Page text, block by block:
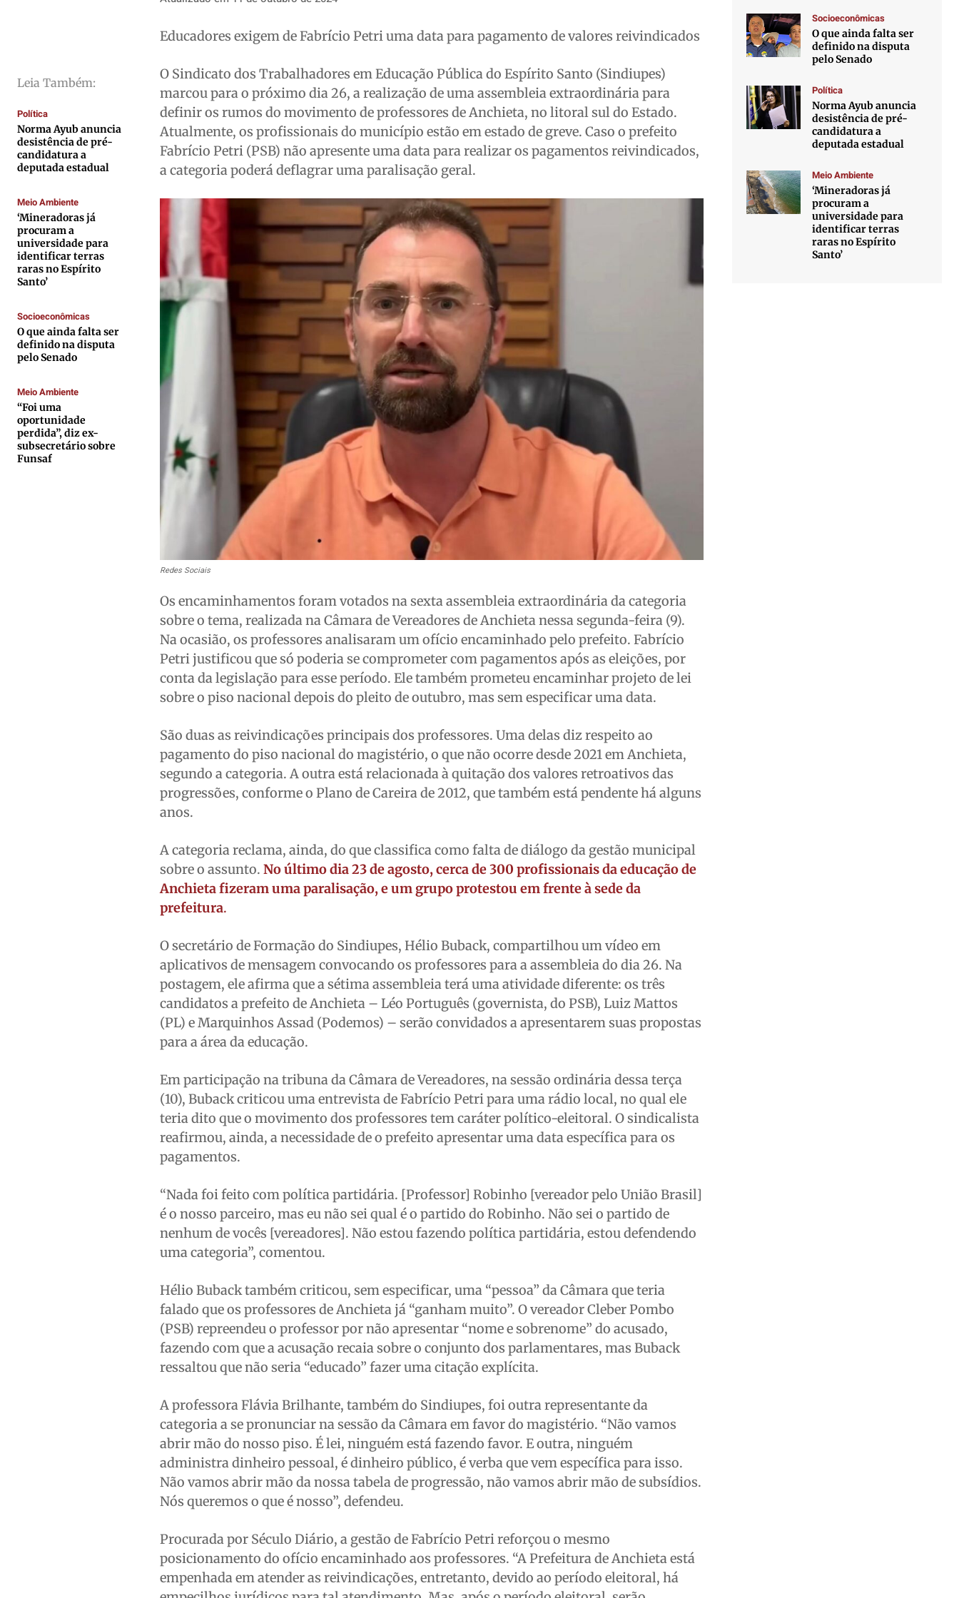
Cultura
Caetano Roque
Gustavo Bastos
Jr Mignone (in memorian)
Publicidade Legal
Anuncie
Expediente
Contato
Termos de Uso
Privacidade
Cultura
Caetano Roque
Gustavo Bastos
Jr Mignone (in memorian)
Publicidade Legal
Anuncie
Expediente
Contato
Termos de Uso
Privacidade
Cultura
Caetano Roque
Gustavo Bastos
Jr Mignone (in memorian)
Publicidade Legal
Anuncie
Expediente
Contato
Termos de Uso
Privacidade
Cultura
Caetano Roque
Gustavo Bastos
Jr Mignone (in memorian)
Publicidade Legal
Anuncie
Expediente
Contato
Termos de Uso
Privacidade
Leia Também:
Política
Norma Ayub anuncia
desistência de pré-
candidatura a
deputada estadual
Meio Ambiente
‘Mineradoras já
procuram a
universidade para
identificar terras
raras no Espírito
Santo’
Socioeconômicas
O que ainda falta ser
definido na disputa
pelo Senado
Meio Ambiente
“Foi uma
oportunidade
perdida”, diz ex-
subsecretário sobre
Funsaf
Educadores exigem de Fabrício Petri uma data para pagamento de valores reivindicados
O Sindicato dos Trabalhadores em Educação Pública do Espírito Santo (Sindiupes)
marcou para o próximo dia 26, a realização de uma assembleia extraordinária para
definir os rumos do movimento de professores de Anchieta, no litoral sul do Estado.
Atualmente, os profissionais do município estão em estado de greve. Caso o prefeito
Fabrício Petri (PSB) não apresente uma data para realizar os pagamentos reivindicados,
a categoria poderá deflagrar uma paralisação geral.
Redes Sociais
Os encaminhamentos foram votados na sexta assembleia extraordinária da categoria
sobre o tema, realizada na Câmara de Vereadores de Anchieta nessa segunda-feira (9).
Na ocasião, os professores analisaram um ofício encaminhado pelo prefeito. Fabrício
Petri justificou que só poderia se comprometer com pagamentos após as eleições, por
conta da legislação para esse período. Ele também prometeu encaminhar projeto de lei
sobre o piso nacional depois do pleito de outubro, mas sem especificar uma data.
São duas as reivindicações principais dos professores. Uma delas diz respeito ao
pagamento do piso nacional do magistério, o que não ocorre desde 2021 em Anchieta,
segundo a categoria. A outra está relacionada à quitação dos valores retroativos das
progressões, conforme o Plano de Careira de 2012, que também está pendente há alguns
anos.
A categoria reclama, ainda, do que classifica como falta de diálogo da gestão municipal
sobre o assunto.No último dia 23 de agosto, cerca de 300 profissionais da educação de
Anchieta fizeram uma paralisação, e um grupo protestou em frente à sede da
prefeitura.
O secretário de Formação do Sindiupes, Hélio Buback, compartilhou um vídeo em
aplicativos de mensagem convocando os professores para a assembleia do dia 26. Na
postagem, ele afirma que a sétima assembleia terá uma atividade diferente: os três
candidatos a prefeito de Anchieta – Léo Português (governista, do PSB), Luiz Mattos
(PL) e Marquinhos Assad (Podemos) – serão convidados a apresentarem suas propostas
para a área da educação.
Em participação na tribuna da Câmara de Vereadores, na sessão ordinária dessa terça
(10), Buback criticou uma entrevista de Fabrício Petri para uma rádio local, no qual ele
teria dito que o movimento dos professores tem caráter político-eleitoral. O sindicalista
reafirmou, ainda, a necessidade de o prefeito apresentar uma data específica para os
pagamentos.
“Nada foi feito com política partidária. [Professor] Robinho [vereador pelo União Brasil]
é o nosso parceiro, mas eu não sei qual é o partido do Robinho. Não sei o partido de
nenhum de vocês [vereadores]. Não estou fazendo política partidária, estou defendendo
uma categoria”, comentou.
Hélio Buback também criticou, sem especificar, uma “pessoa” da Câmara que teria
falado que os professores de Anchieta já “ganham muito”. O vereador Cleber Pombo
(PSB) repreendeu o professor por não apresentar “nome e sobrenome” do acusado,
fazendo com que a acusação recaia sobre o conjunto dos parlamentares, mas Buback
ressaltou que não seria “educado” fazer uma citação explícita.
A professora Flávia Brilhante, também do Sindiupes, foi outra representante da
categoria a se pronunciar na sessão da Câmara em favor do magistério. “Não vamos
abrir mão do nosso piso. É lei, ninguém está fazendo favor. E outra, ninguém
administra dinheiro pessoal, é dinheiro público, é verba que vem específica para isso.
Não vamos abrir mão da nossa tabela de progressão, não vamos abrir mão de subsídios.
Nós queremos o que é nosso”, defendeu.
Procurada por Século Diário, a gestão de Fabrício Petri reforçou o mesmo
posicionamento do ofício encaminhado aos professores. “A Prefeitura de Anchieta está
empenhada em atender as reivindicações, entretanto, devido ao período eleitoral, há
Socioeconômicas
O que ainda falta ser
definido na disputa
pelo Senado
Política
Norma Ayub anuncia
desistência de pré-
candidatura a
deputada estadual
Meio Ambiente
‘Mineradoras já
procuram a
universidade para
identificar terras
raras no Espírito
Santo’